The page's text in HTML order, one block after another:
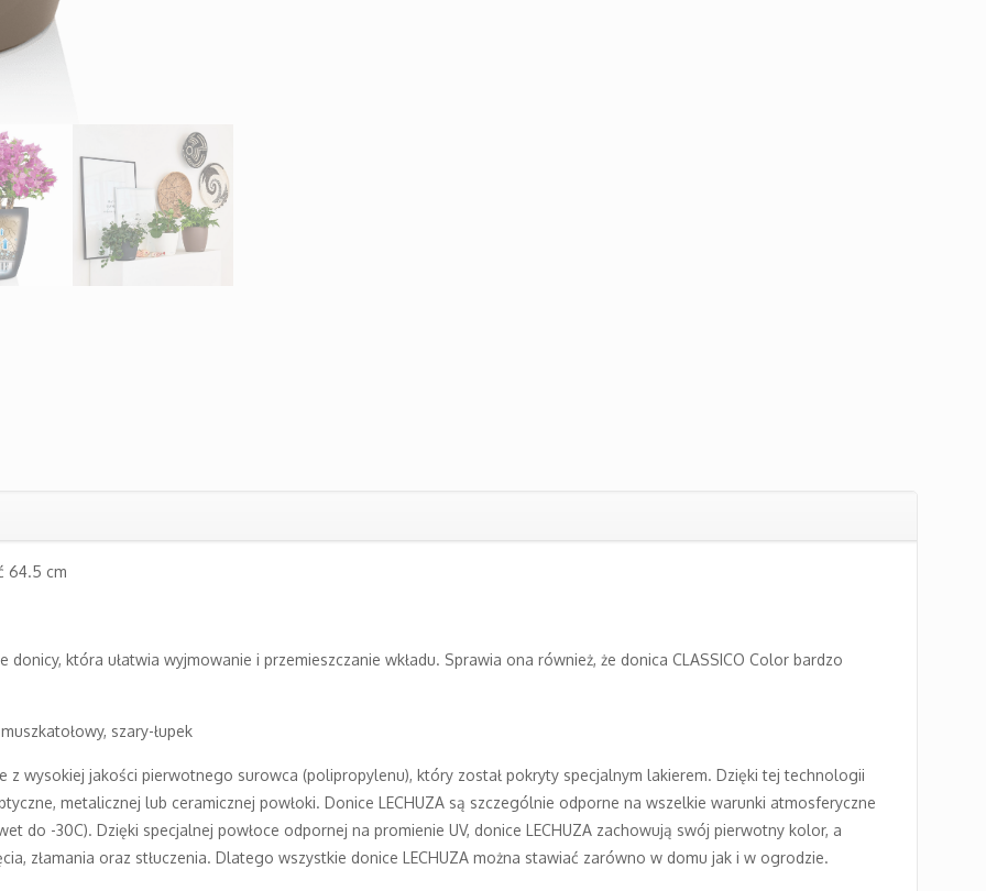
64.5 cm
która ułatwia wyjmowanie i przemieszczanie wkładu. Sprawia ona również, że donica CLASSICO Color bardzo
szary-łupek
z wysokiej jakości pierwotnego surowca (polipropylenu), który został pokryty specjalnym lakierem. Dzięki tej technologii
metalicznej lub ceramicznej powłoki. Donice LECHUZA są szczególnie odporne na wszelkie warunki atmosferyczne
do -30C). Dzięki specjalnej powłoce odpornej na promienie UV, donice LECHUZA zachowują swój pierwotny kolor, a
złamania oraz stłuczenia. Dlatego wszystkie donice LECHUZA można stawiać zarówno w domu jak i w ogrodzie.